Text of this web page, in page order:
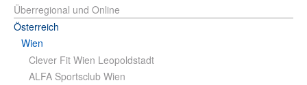
Überregional und Online
Österreich
Wien
Clever Fit Wien Leopoldstadt
ALFA Sportsclub Wien